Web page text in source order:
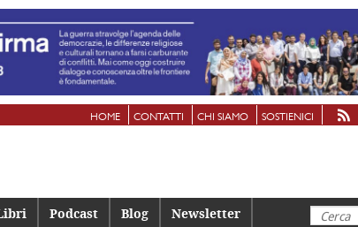
HOME CONTATTI CHI SIAMO SOSTIENICI
Podcast Blog Newsletter